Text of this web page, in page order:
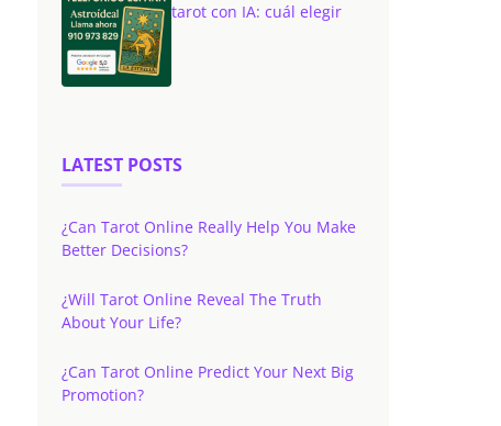
tarot con IA: cuál elegir
LATEST POSTS
¿Can Tarot Online Really Help You Make
Better Decisions?
¿Will Tarot Online Reveal The Truth
About Your Life?
¿Can Tarot Online Predict Your Next Big
Promotion?